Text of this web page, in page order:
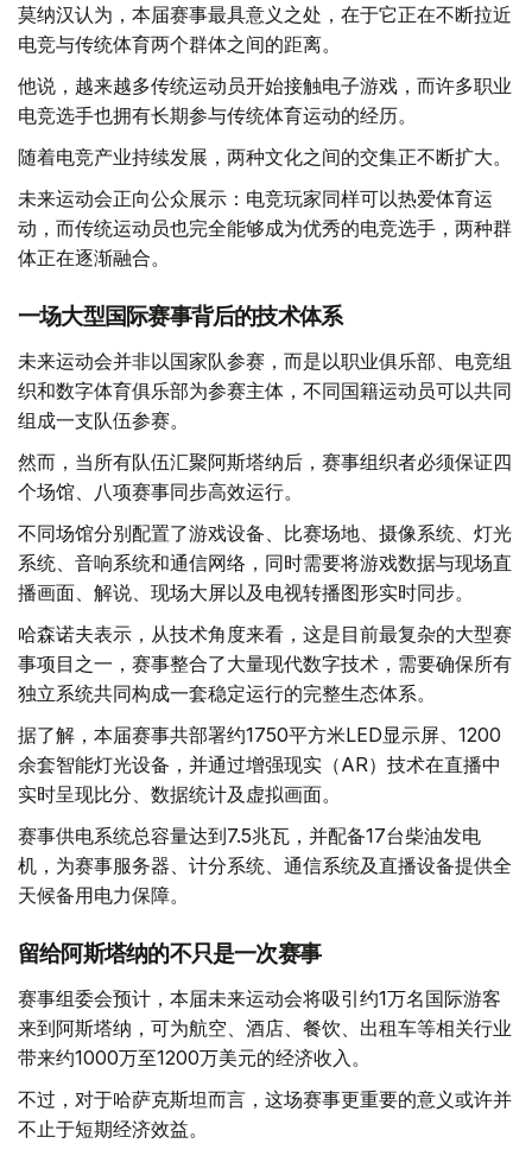
莫纳汉认为，本届赛事最具意义之处，在于它正在不断拉近
电竞与传统体育两个群体之间的距离。
他说，越来越多传统运动员开始接触电子游戏，而许多职业
电竞选手也拥有长期参与传统体育运动的经历。
随着电竞产业持续发展，两种文化之间的交集正不断扩大。
未来运动会正向公众展示：电竞玩家同样可以热爱体育运
动，而传统运动员也完全能够成为优秀的电竞选手，两种群
体正在逐渐融合。
一场大型国际赛事背后的技术体系
未来运动会并非以国家队参赛，而是以职业俱乐部、电竞组
织和数字体育俱乐部为参赛主体，不同国籍运动员可以共同
组成一支队伍参赛。
然而，当所有队伍汇聚阿斯塔纳后，赛事组织者必须保证四
个场馆、八项赛事同步高效运行。
不同场馆分别配置了游戏设备、比赛场地、摄像系统、灯光
系统、音响系统和通信网络，同时需要将游戏数据与现场直
播画面、解说、现场大屏以及电视转播图形实时同步。
哈森诺夫表示，从技术角度来看，这是目前最复杂的大型赛
事项目之一，赛事整合了大量现代数字技术，需要确保所有
独立系统共同构成一套稳定运行的完整生态体系。
据了解，本届赛事共部署约1750平方米LED显示屏、1200
余套智能灯光设备，并通过增强现实（AR）技术在直播中
实时呈现比分、数据统计及虚拟画面。
赛事供电系统总容量达到7.5兆瓦，并配备17台柴油发电
机，为赛事服务器、计分系统、通信系统及直播设备提供全
天候备用电力保障。
留给阿斯塔纳的不只是一次赛事
赛事组委会预计，本届未来运动会将吸引约1万名国际游客
来到阿斯塔纳，可为航空、酒店、餐饮、出租车等相关行业
带来约1000万至1200万美元的经济收入。
不过，对于哈萨克斯坦而言，这场赛事更重要的意义或许并
不止于短期经济效益。